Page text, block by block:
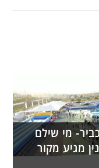
מי שילם
מגיע מקור